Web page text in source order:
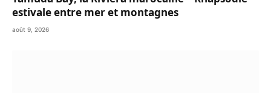
estivale entre mer et montagnes
août 9, 2026